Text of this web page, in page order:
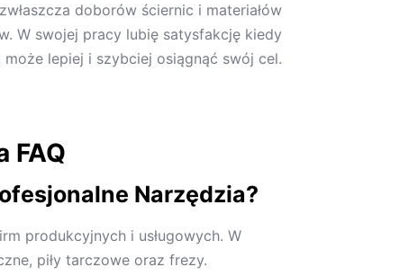
doborów ściernic i materiałów
W swojej pracy lubię satysfakcję kiedy
lepiej i szybciej osiągnąć swój cel.
FAQ
Narzędzia?
produkcyjnych i usługowych. W
piły tarczowe oraz frezy.